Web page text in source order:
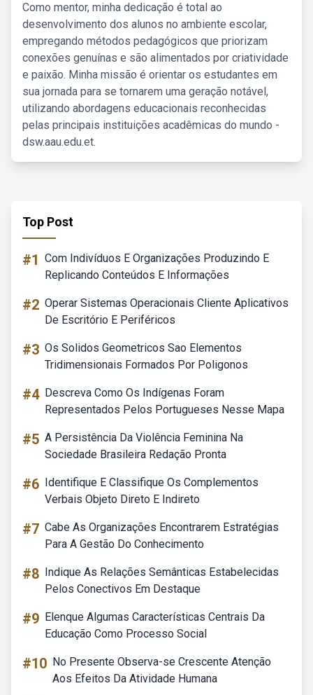
Como mentor, minha dedicação é total ao
desenvolvimento dos alunos no ambiente escolar,
empregando métodos pedagógicos que priorizam
conexões genuínas e são alimentados por criatividade
e paixão. Minha missão é orientar os estudantes em
sua jornada para se tornarem uma geração notável,
utilizando abordagens educacionais reconhecidas
pelas principais instituições acadêmicas do mundo -
dsw.aau.edu.et.
Top Post
#1 Com Indivíduos E Organizações Produzindo E
Replicando Conteúdos E Informações
#2 Operar Sistemas Operacionais Cliente Aplicativos
De Escritório E Periféricos
#3 Os Solidos Geometricos Sao Elementos
Tridimensionais Formados Por Poligonos
#4 Descreva Como Os Indígenas Foram
Representados Pelos Portugueses Nesse Mapa
#5 A Persistência Da Violência Feminina Na
Sociedade Brasileira Redação Pronta
#6 Identifique E Classifique Os Complementos
Verbais Objeto Direto E Indireto
#7 Cabe As Organizações Encontrarem Estratégias
Para A Gestão Do Conhecimento
#8 Indique As Relações Semânticas Estabelecidas
Pelos Conectivos Em Destaque
#9 Elenque Algumas Características Centrais Da
Educação Como Processo Social
#10 No Presente Observa-se Crescente Atenção
Aos Efeitos Da Atividade Humana